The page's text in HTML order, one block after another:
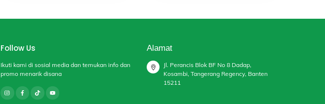
Follow Us
Ikuti kami di sosial media dan temukan info dan
promo menarik disana
Alamat
Jl. Perancis Blok BF No 8 Dadap,
Kosambi, Tangerang Regency, Banten
15211